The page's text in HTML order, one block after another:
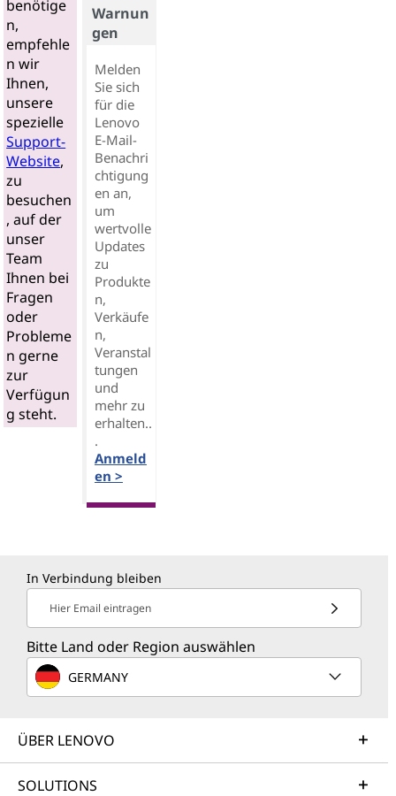
benötige
n,
empfehle
n wir
Ihnen,
unsere
spezielle
Support-
Website,
zu
besuchen
, auf der
unser
Team
Ihnen bei
Fragen
oder
Probleme
n gerne
zur
Verfügun
g steht.
Warnun
gen
Melden
Sie sich
für die
Lenovo
E-Mail-
Benachri
chtigung
en an,
um
wertvolle
Updates
zu
Produkte
n,
Verkäufe
n,
Veranstal
tungen
und
mehr zu
erhalten..
.
Anmeld
en >
In Verbindung bleiben
Hier Email eintragen
Bitte Land oder Region auswählen
GERMANY
ÜBER LENOVO
SOLUTIONS